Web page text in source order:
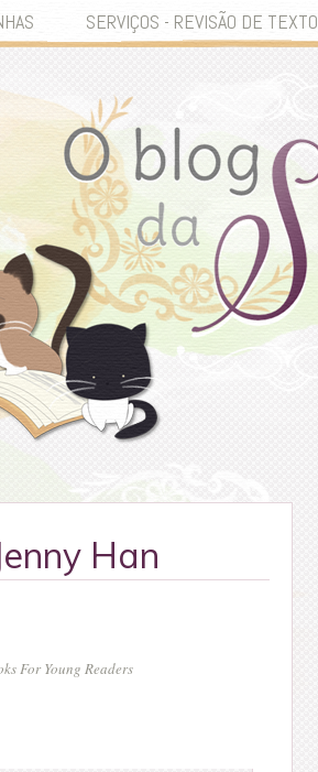
SERVIÇOS - REVISÃO DE TEXTO
Han
For Young Readers